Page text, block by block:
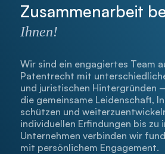
Zusammenarbeit
Ihnen!
Wir sind ein engagiertes Team
Patentrecht mit
und juristischen Hintergründen
die gemeinsame Leidenschaft,
schützen und
individuellen Erfindungen bis zu
Unternehmen verbinden wir
mit persönlichem Engagement.